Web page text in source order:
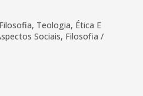
Teologia, Ética E
Sociais, Filosofia /